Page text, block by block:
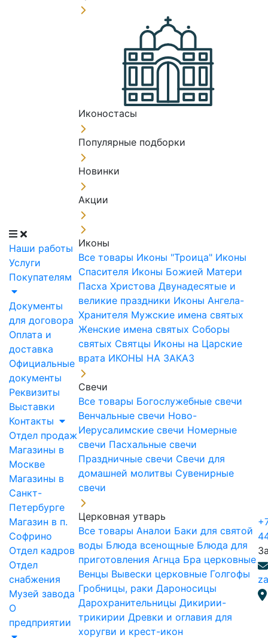
Наши работы
Услуги
Покупателям
Документы
для договора
Оплата и
доставка
Официальные
документы
Реквизиты
Выставки
Контакты
Отдел продаж
Магазины в
Москве
Магазины в
Санкт-
Петербурге
Магазин в п.
Софрино
Отдел кадров
Отдел
снабжения
Музей завода
О
предприятии
Иконостасы
Популярные подборки
Новинки
Акции
Иконы
Все товары Иконы "Троица" Иконы
Спасителя Иконы Божией Матери
Пасха Христова Двунадесятые и
великие праздники Иконы Ангела-
Хранителя Мужские имена святых
Женские имена святых Соборы
святых Святцы Иконы на Царские
врата ИКОНЫ НА ЗАКАЗ
Свечи
Все товары Богослужебные свечи
Венчальные свечи Ново-
Иерусалимские свечи Номерные
свечи Пасхальные свечи
Праздничные свечи Свечи для
домашней молитвы Сувенирные
свечи
Церковная утварь
Все товары Аналои Баки для святой
воды Блюда всенощные Блюда для
приготовления Агнца Бра церковные
Венцы Вывески церковные Голгофы
Гробницы, раки Дароносицы
Дарохранительницы Дикирии-
трикирии Древки и оглавия для
хоругви и крест-икон